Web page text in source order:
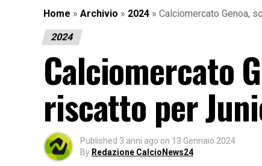
Home » Archivio » 2024 » Calciomercato Genoa,
2024
Calciomercato
riscatto per
Published 3 anni ago on 13 Gennaio 2024
By Redazione CalcioNews24